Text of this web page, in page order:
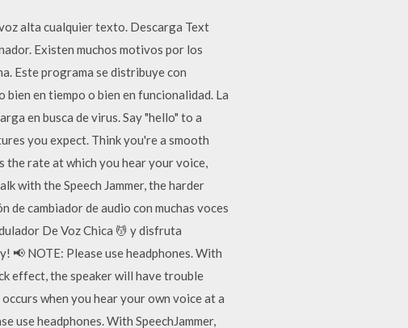
alta cualquier texto. Descarga Text
Existen muchos motivos por los
Este programa se distribuye con
en tiempo o bien en funcionalidad. La
en busca de virus. Say "hello" to a
you expect. ‎Think you're a smooth
the rate at which you hear your voice,
with the Speech Jammer, the harder
cambiador de audio con muchas voces
De Voz Chica 💆 y disfruta
📢 NOTE: Please use headphones. With
effect, the speaker will have trouble
when you hear your own voice at a
use headphones. With SpeechJammer,